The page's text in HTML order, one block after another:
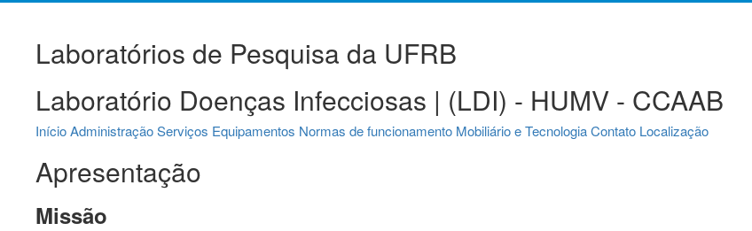
Laboratórios de Pesquisa da UFRB
Laboratório Doenças Infecciosas | (LDI) - HUMV - CCAAB
InícioAdministraçãoServiços Equipamentos Normas de funcionamento Mobiliário e TecnologiaContato Localização
Apresentação
Missão